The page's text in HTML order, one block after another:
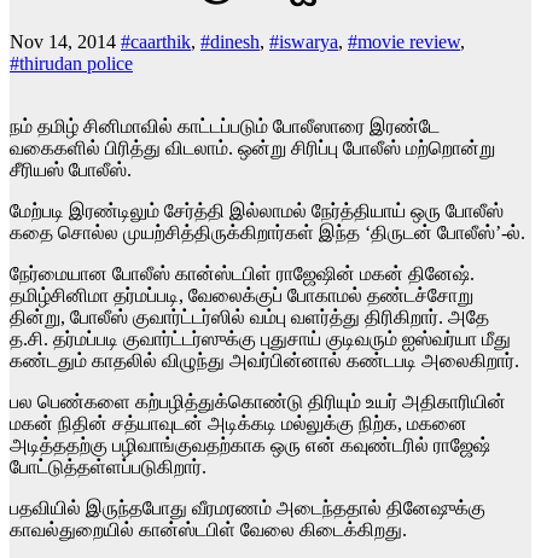
Nov 14, 2014 #caarthik, #dinesh, #iswarya, #movie review,
#thirudan police
நம் தமிழ் சினிமாவில் காட்டப்படும் போலீஸாரை இரண்டே
வகைகளில் பிரித்து விடலாம். ஒன்று சிரிப்பு போலீஸ் மற்றொன்று
சீரியஸ் போலீஸ்.
மேற்படி இரண்டிலும் சேர்த்தி இல்லாமல் நேர்த்தியாய் ஒரு போலீஸ்
கதை சொல்ல முயற்சித்திருக்கிறார்கள் இந்த ‘திருடன் போலீஸ்’-ல்.
நேர்மையான போலீஸ் கான்ஸ்டபிள் ராஜேஷின் மகன் தினேஷ்.
தமிழ்சினிமா தர்மப்படி, வேலைக்குப் போகாமல் தண்டச்சோறு
தின்று, போலீஸ் குவார்ட்டர்ஸில் வம்பு வளர்த்து திரிகிறார். அதே
த.சி. தர்மப்படி குவார்ட்டர்ஸுக்கு புதுசாய் குடிவரும் ஐஸ்வர்யா மீது
கண்டதும் காதலில் விழுந்து அவர்பின்னால் கண்டபடி அலைகிறார்.
பல பெண்களை கற்பழித்துக்கொண்டு திரியும் உயர் அதிகாரியின்
மகன் நிதின் சத்யாவுடன் அடிக்கடி மல்லுக்கு நிற்க, மகனை
அடித்ததற்கு பழிவாங்குவதற்காக ஒரு என் கவுண்டரில் ராஜேஷ்
போட்டுத்தள்ளப்படுகிறார்.
பதவியில் இருந்தபோது வீரமரணம் அடைந்ததால் தினேஷுக்கு
காவல்துறையில் கான்ஸ்டபிள் வேலை கிடைக்கிறது.